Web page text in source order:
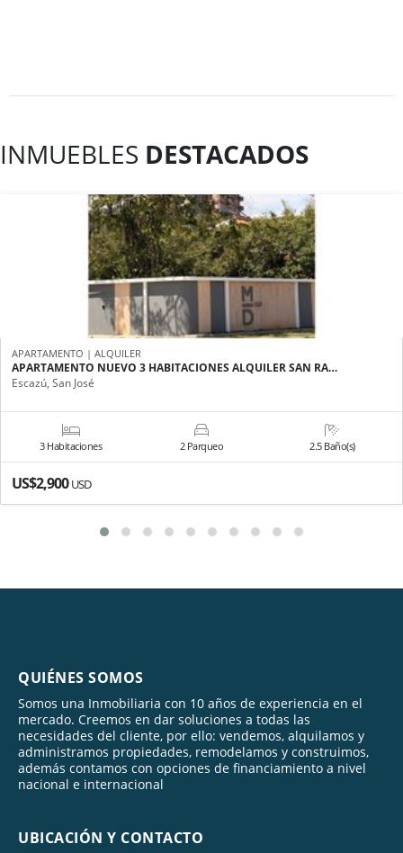
INMUEBLES DESTACADOS
APARTAMENTO | ALQUILER
APARTAMENTO NUEVO 3 HABITACIONES ALQUILER SAN RA…
Escazú, San José
3 Habitaciones 2 Parqueo 2.5 Baño(s)
US$2,900USD
QUIÉNES SOMOS
Somos una Inmobiliaria con 10 años de experiencia en el
mercado. Creemos en dar soluciones a todas las
necesidades del cliente, por ello: vendemos, alquilamos y
administramos propiedades, remodelamos y construimos,
además contamos con opciones de financiamiento a nivel
nacional e internacional
UBICACIÓN Y CONTACTO